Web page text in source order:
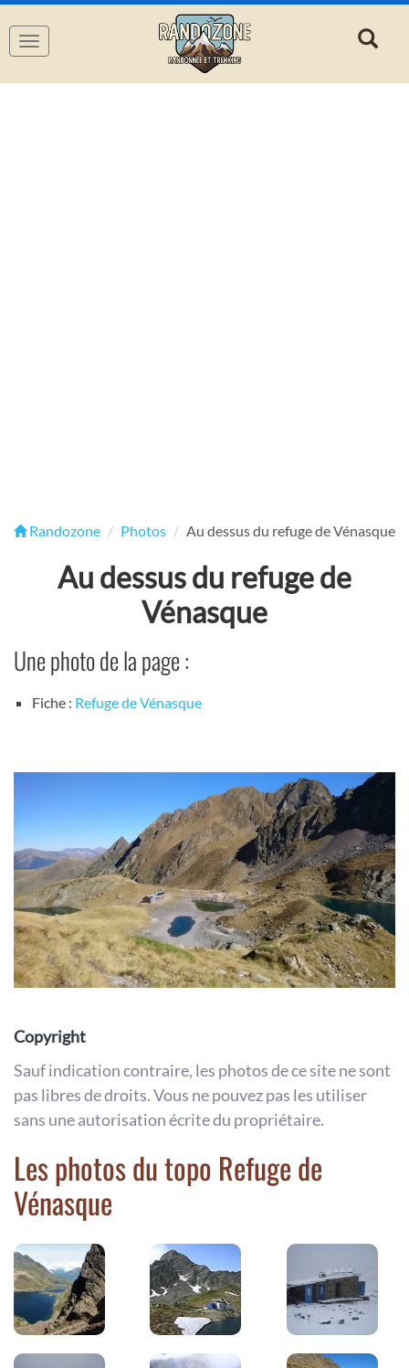
Navigation
Randozone Photos Au dessus du refuge de Vénasque
Au dessus du refuge de
Vénasque
Une photo de la page :
Fiche : Refuge de Vénasque
Copyright
Sauf indication contraire, les photos de ce site ne sont
pas libres de droits. Vous ne pouvez pas les utiliser
sans une autorisation écrite du propriétaire.
Les photos du topo Refuge de
Vénasque